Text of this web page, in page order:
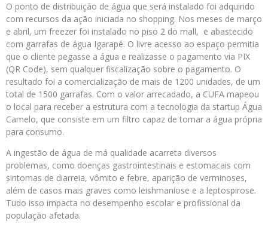
O ponto de distribuição de água que será instalado foi adquirido
com recursos da ação iniciada no shopping. Nos meses de março
e abril, um freezer foi instalado no piso 2 do mall, e abastecido
com garrafas de água Igarapé. O livre acesso ao espaço permitia
que o cliente pegasse a água e realizasse o pagamento via PIX
(QR Code), sem qualquer fiscalização sobre o pagamento. O
resultado foi a comercialização de mais de 1200 unidades, de um
total de 1500 garrafas. Com o valor arrecadado, a CUFA mapeou
o local para receber a estrutura com a tecnologia da startup Água
Camelo, que consiste em um filtro capaz de tornar a água própria
para consumo.
A ingestão de água de má qualidade acarreta diversos
problemas, como doenças gastrointestinais e estomacais com
sintomas de diarreia, vômito e febre, aparição de verminoses,
além de casos mais graves como leishmaniose e a leptospirose.
Tudo isso impacta no desempenho escolar e profissional da
população afetada.